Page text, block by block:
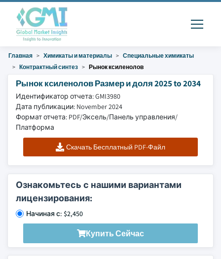
Главная Химикаты и материалы
Специальные химикаты
Контрактный синтез
Рынок ксиленолов
Рынок ксиленолов Размер и доля 2025 to 2034
Идентификатор отчета: GMI3980
Дата публикации: November 2024
Формат отчета: PDF/Эксель/Панель управления/
Платформа
Скачать Бесплатный PDF-Файл
Ознакомьтесь с нашими вариантами
лицензирования:
Начиная с: $2,450
Купить Сейчас